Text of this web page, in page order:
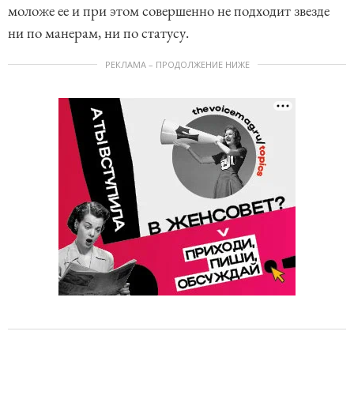
моложе ее и при этом совершенно не подходит звезде
ни по манерам, ни по статусу.
РЕКЛАМА – ПРОДОЛЖЕНИЕ НИЖЕ